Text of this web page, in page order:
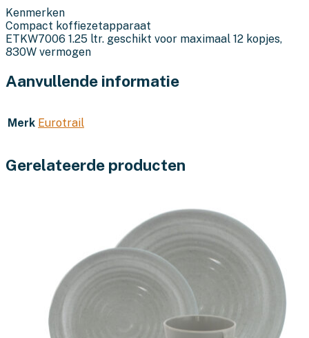
Kenmerken
Compact koffiezetapparaat
ETKW7006 1.25 ltr. geschikt voor maximaal 12 kopjes,
830W vermogen
Aanvullende informatie
Merk Eurotrail
Gerelateerde producten